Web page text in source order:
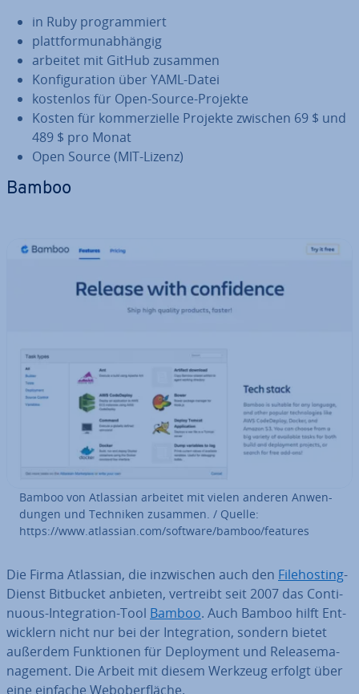
in Ruby pro­gram­miert
platt­form­un­ab­hän­gig
arbeitet mit GitHub zusammen
Kon­fi­gu­ra­ti­on über YAML-Datei
kostenlos für Open-Source-Projekte
Kosten für kom­mer­zi­el­le Projekte zwischen 69 $ und
489 $ pro Monat
Open Source (MIT-Lizenz)
Bamboo
Bamboo von Atlassian arbeitet mit vielen anderen An­wen­
dun­gen und Techniken zusammen. / Quelle:
https://www.atlassian.com/software/bamboo/features
Die Firma Atlassian, die in­zwi­schen auch den Fi­le­hos­ting-
Dienst Bitbucket anbieten, vertreibt seit 2007 das Con­ti­
nuous-In­te­gra­ti­on-Tool Bamboo. Auch Bamboo hilft Ent­
wick­lern nicht nur bei der In­te­gra­ti­on, sondern bietet
außerdem Funk­tio­nen für De­ploy­ment und Re­lease­ma­
nage­ment. Die Arbeit mit diesem Werkzeug erfolgt über
eine einfache Web­ober­flä­che.